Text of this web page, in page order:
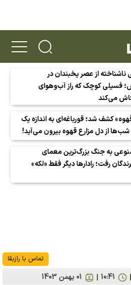
از عصر یخبندان در
فسیلی کوچک که راز آب‌وهوای
می‌کند
کشف شد؛ قورباغه‌ای به اندازه یک
از دل مزارع قهوه بیرون می‌آید!
به جنگ بزرگ‌ترین معمای
رفت؛ رادارها دیگر فقط «لکه»
تماس با رازبقا
01 بهمن 1403 10:41